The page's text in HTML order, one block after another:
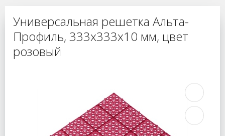
Универсальная решетка Альта-
Профиль, 333х333х10 мм, цвет
розовый